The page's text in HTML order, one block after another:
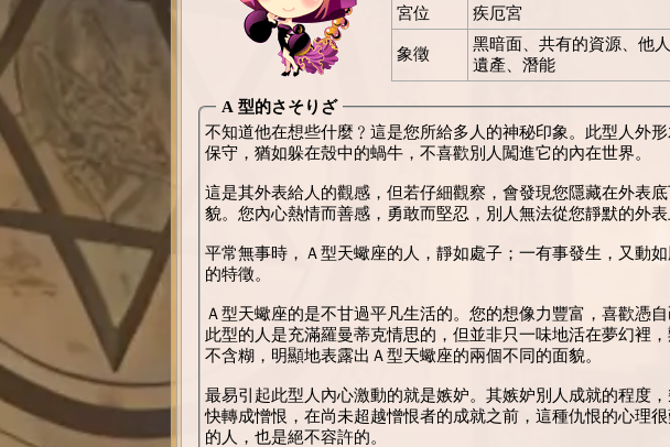
宮位
疾厄宮
象徵
黑暗面、共有的資源、他
遺產、潛能
A 型的さそりざ
不知道他在想些什麼﹖這是您所給多人的神秘印象。此型人外
保守，猶如躲在殼中的蝸牛，不喜歡別人闖進它的內在世界。
這是其外表給人的觀感，但若仔細觀察，會發現您隱藏在外表
貌。您內心熱情而善感，勇敢而堅忍，別人無法從您靜默的外表
平常無事時，Ａ型天蠍座的人，靜如處子；一有事發生，又動
的特徵。
Ａ型天蠍座的是不甘過平凡生活的。您的想像力豐富，喜歡憑
此型的人是充滿羅曼蒂克情思的，但並非只一味地活在夢幻裡
不含糊，明顯地表露出Ａ型天蠍座的兩個不同的面貌。
最易引起此型人內心激動的就是嫉妒。其嫉妒別人成就的程度
快轉成憎恨，在尚未超越憎恨者的成就之前，這種仇恨的心理
的人，也是絕不容許的。